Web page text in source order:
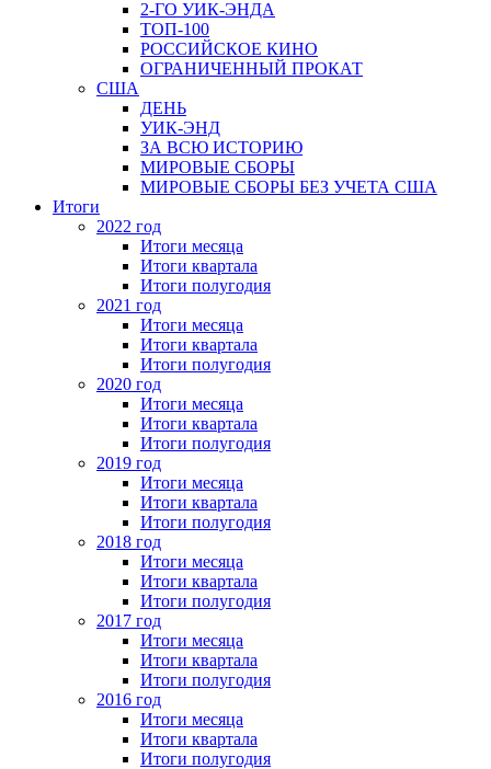
2-ГО УИК-ЭНДА
ТОП-100
РОССИЙСКОЕ КИНО
ОГРАНИЧЕННЫЙ ПРОКАТ
США
ДЕНЬ
УИК-ЭНД
ЗА ВСЮ ИСТОРИЮ
МИРОВЫЕ СБОРЫ
МИРОВЫЕ СБОРЫ БЕЗ УЧЕТА США
Итоги
2022 год
Итоги месяца
Итоги квартала
Итоги полугодия
2021 год
Итоги месяца
Итоги квартала
Итоги полугодия
2020 год
Итоги месяца
Итоги квартала
Итоги полугодия
2019 год
Итоги месяца
Итоги квартала
Итоги полугодия
2018 год
Итоги месяца
Итоги квартала
Итоги полугодия
2017 год
Итоги месяца
Итоги квартала
Итоги полугодия
2016 год
Итоги месяца
Итоги квартала
Итоги полугодия